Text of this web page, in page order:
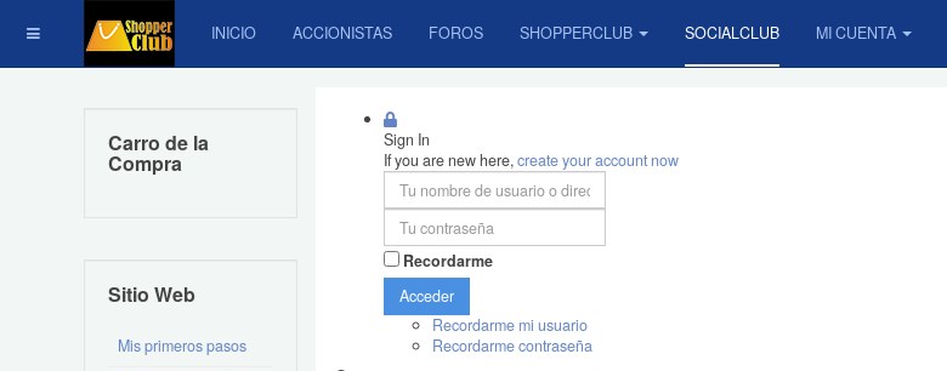
INICIO ACCIONISTAS FOROS SHOPPERCLUB SOCIALCLUB MI CUENTA
Sign In
If you are new here,create your account now
Recordarme
Acceder
Recordarme mi usuario
Recordarme contraseña
Carro de la
Compra
Sitio Web
Mis primeros pasos